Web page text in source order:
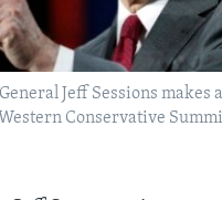
Jeff Sessions makes
Conservative